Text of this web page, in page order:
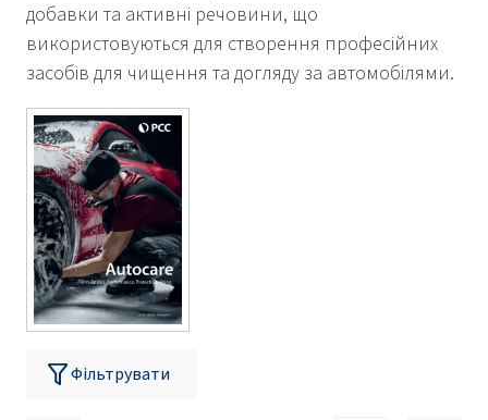
добавки та активні речовини, що
використовуються для створення професійних
засобів для чищення та догляду за автомобілями.
Фільтрувати